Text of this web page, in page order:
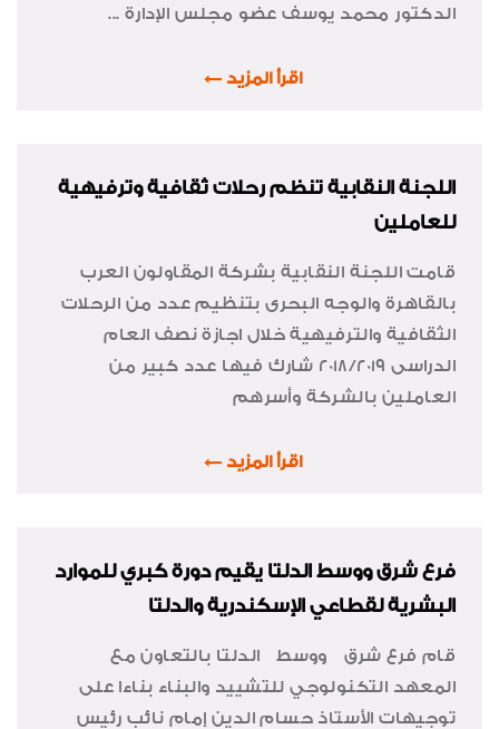
الدكتور محمد يوسف عضو مجلس الإدارة ...
اقرأ المزيد
اللجنة النقابية تنظم رحلات ثقافية وترفيهية
للعاملين
قامت اللجنة النقابية بشركة المقاولون العرب
بالقاهرة والوجه البحرى بتنظيم عدد من الرحلات
الثقافية والترفيهية خلال اجازة نصف العام
الدراسى 2018/2019 شارك فيها عدد كبير من
العاملين بالشركة وأسرهم
اقرأ المزيد
فرع شرق ووسط الدلتا يقيم دورة كبري للموارد
البشرية لقطاعي الإسكندرية والدلتا
قام فرع شرق ووسط الدلتا بالتعاون مع
المعهد التكنولوجي للتشييد والبناء بناءا على
توجيهات الأستاذ حسام الدين إمام نائب رئيس